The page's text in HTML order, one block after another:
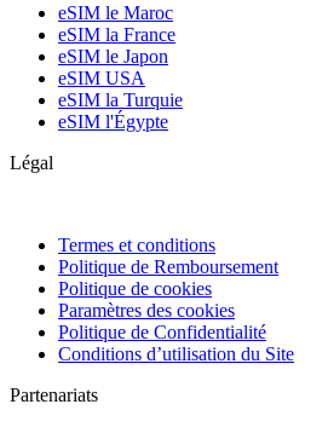
eSIM le Maroc
eSIM la France
eSIM le Japon
eSIM USA
eSIM la Turquie
eSIM l'Égypte
Légal
Termes et conditions
Politique de Remboursement
Politique de cookies
Paramètres des cookies
Politique de Confidentialité
Conditions d’utilisation du Site
Partenariats